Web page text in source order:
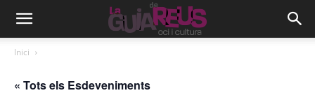
Inici
« Tots els Esdeveniments